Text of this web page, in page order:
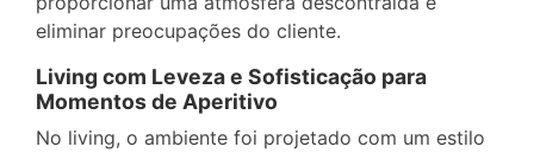
eliminar preocupações do cliente.
Living com Leveza e Sofisticação para
Momentos de Aperitivo
No living, o ambiente foi projetado com um estilo